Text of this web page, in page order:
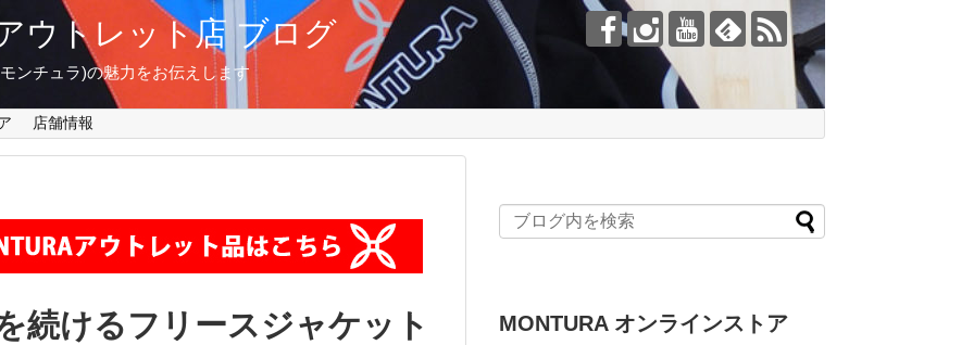
ウトレット店 ブログ
ンチュラ)の魅力をお伝えします
店舗情報
続けるフリースジャケット MONTURA オンラインストア